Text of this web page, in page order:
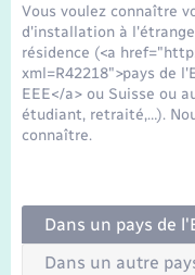
Vous voulez connaître
d'installation à
résidence (<a
xml=R42218">pays de
EEE</a> ou Suisse ou
étudiant, retraité,…).
connaître.
Dans un pays de
Dans un autre